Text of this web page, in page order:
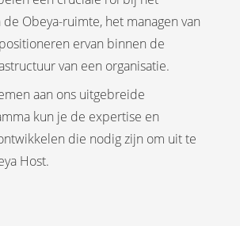
Obeya-ruimte, het managen van
ervan binnen de
van een organisatie.
aan ons uitgebreide
kun je de expertise en
die nodig zijn om uit te
Host.